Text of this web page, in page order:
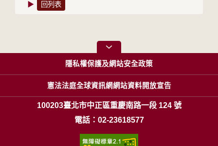
▶
回列表
隱私權保護及網站安全政策
憲法法庭全球資訊網網站資料開放宣告
100203臺北市中正區重慶南路一段 124 號
電話：02-23618577